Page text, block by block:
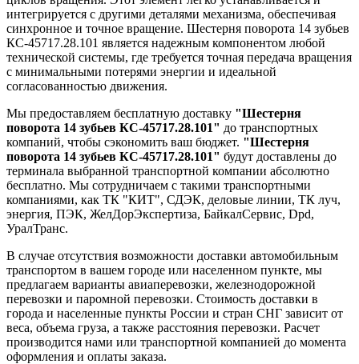
интегрируется с другими деталями механизма, обеспечивая
синхронное и точное вращение. Шестерня поворота 14 зубьев
КС-45717.28.101 является надежным компонентом любой
технической системы, где требуется точная передача вращения
с минимальными потерями энергии и идеальной
согласованностью движения.
Мы предоставляем бесплатную доставку "Шестерня
поворота 14 зубьев КС-45717.28.101" до транспортных
компаний, чтобы сэкономить ваш бюджет. "Шестерня
поворота 14 зубьев КС-45717.28.101" будут доставлены до
терминала выбранной транспортной компании абсолютно
бесплатно. Мы сотрудничаем с такими транспортными
компаниями, как ТК "КИТ", СДЭК, деловые линии, ТК луч,
энергия, ПЭК, ЖелДорЭкспертиза, БайкалСервис, Dpd,
УралТранс.
В случае отсутствия возможности доставки автомобильным
транспортом в вашем городе или населенном пункте, мы
предлагаем варианты авиаперевозки, железнодорожной
перевозки и паромной перевозки. Стоимость доставки в
города и населенные пункты России и стран СНГ зависит от
веса, объема груза, а также расстояния перевозки. Расчет
производится нами или транспортной компанией до момента
оформления и оплаты заказа.